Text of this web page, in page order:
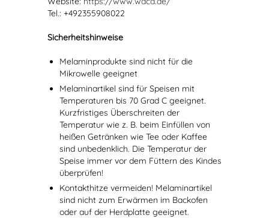
Tel.: +492355908022
Sicherheitshinweise
Melaminprodukte sind nicht für die
Mikrowelle geeignet
Melaminartikel sind für Speisen mit
Temperaturen bis 70 Grad C geeignet.
Kurzfristiges Überschreiten der
Temperatur wie z. B. beim Einfüllen von
heißen Getränken wie Tee oder Kaffee
sind unbedenklich. Die Temperatur der
Speise immer vor dem Füttern des Kindes
überprüfen!
Kontakthitze vermeiden! Melaminartikel
sind nicht zum Erwärmen im Backofen
oder auf der Herdplatte geeignet.